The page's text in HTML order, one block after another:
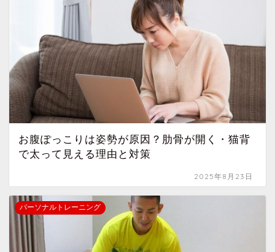
お腹ぽっこりは姿勢が原因？肋骨が開く・猫背
で太って見える理由と対策
2025年8月23日
パーソナルトレーニング